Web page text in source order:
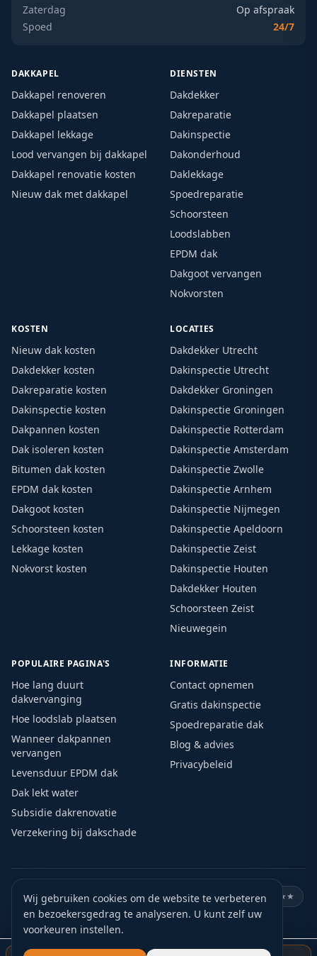
Zaterdag
Op afspraak
Spoed
24/7
DAKKAPEL
Dakkapel renoveren
Dakkapel plaatsen
Dakkapel lekkage
Lood vervangen bij dakkapel
Dakkapel renovatie kosten
Nieuw dak met dakkapel
DIENSTEN
Dakdekker
Dakreparatie
Dakinspectie
Dakonderhoud
Daklekkage
Spoedreparatie
Schoorsteen
Loodslabben
EPDM dak
Dakgoot vervangen
Nokvorsten
KOSTEN
Nieuw dak kosten
Dakdekker kosten
Dakreparatie kosten
Dakinspectie kosten
Dakpannen kosten
Dak isoleren kosten
Bitumen dak kosten
EPDM dak kosten
Dakgoot kosten
Schoorsteen kosten
Lekkage kosten
Nokvorst kosten
LOCATIES
Dakdekker Utrecht
Dakinspectie Utrecht
Dakdekker Groningen
Dakinspectie Groningen
Dakinspectie Rotterdam
Dakinspectie Amsterdam
Dakinspectie Zwolle
Dakinspectie Arnhem
Dakinspectie Nijmegen
Dakinspectie Apeldoorn
Dakinspectie Zeist
Dakinspectie Houten
Dakdekker Houten
Schoorsteen Zeist
Nieuwegein
POPULAIRE PAGINA'S
Hoe lang duurt
dakvervanging
Hoe loodslab plaatsen
Wanneer dakpannen
vervangen
Levensduur EPDM dak
Dak lekt water
Subsidie dakrenovatie
Verzekering bij dakschade
INFORMATIE
Contact opnemen
Gratis dakinspectie
Spoedreparatie dak
Blog & advies
Privacybeleid
🏛️KVK geregistreerd 🛡️ VCA gecertificeerd ⭐Google ★★★★★
🏅15+ jaar ervaring 📍 Actief door heel Nederland
Wij gebruiken cookies om de website te verbeteren
en bezoekersgedrag te analyseren. U kunt zelf uw
voorkeuren instellen.